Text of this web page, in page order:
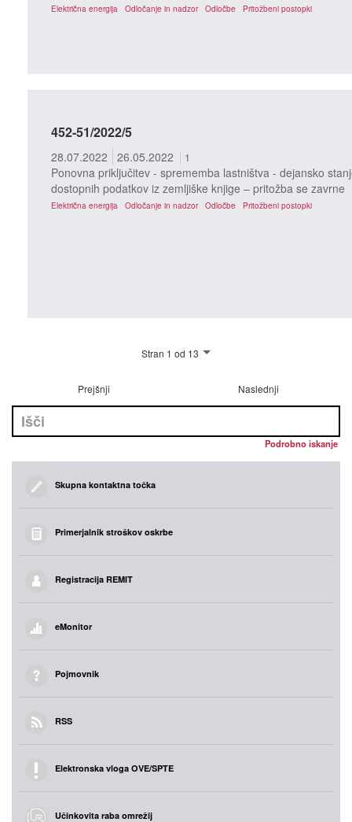
Električna energija Odločanje in nadzor Odločbe Pritožbeni postopki
452-51/2022/5
28.07.2022 26.05.2022 1
Ponovna priključitev - sprememba lastništva - dejansko
dostopnih podatkov iz zemljiške knjige – pritožba se zavrne
Električna energija Odločanje in nadzor Odločbe Pritožbeni postopki
Stran 1 od 13
Prejšnji Naslednji
Podrobno iskanje
Skupna kontaktna točka
Primerjalnik stroškov oskrbe
Registracija REMIT
eMonitor
Pojmovnik
RSS
Elektronska vloga OVE/SPTE
Učinkovita raba omrežij